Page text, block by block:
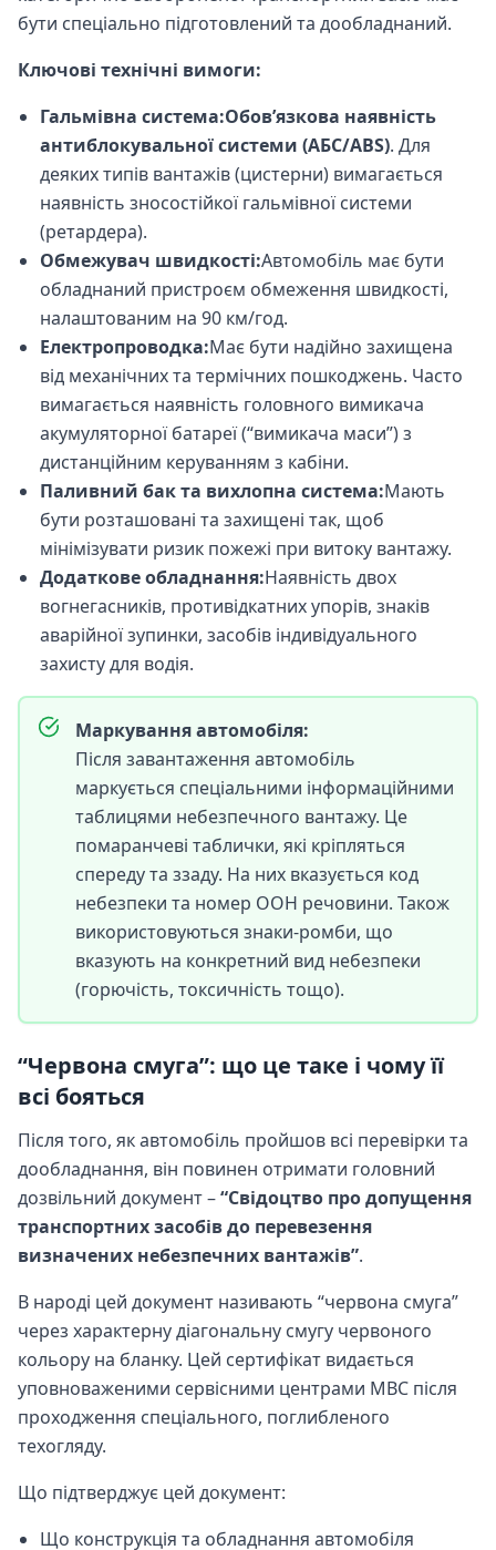
бути спеціально підготовлений та дообладнаний.
Ключові технічні вимоги:
Гальмівна система:Обов’язкова наявність
антиблокувальної системи (АБС/ABS). Для
деяких типів вантажів (цистерни) вимагається
наявність зносостійкої гальмівної системи
(ретардера).
Обмежувач швидкості:Автомобіль має бути
обладнаний пристроєм обмеження швидкості,
налаштованим на 90 км/год.
Електропроводка:Має бути надійно захищена
від механічних та термічних пошкоджень. Часто
вимагається наявність головного вимикача
акумуляторної батареї (“вимикача маси”) з
дистанційним керуванням з кабіни.
Паливний бак та вихлопна система:Мають
бути розташовані та захищені так, щоб
мінімізувати ризик пожежі при витоку вантажу.
Додаткове обладнання:Наявність двох
вогнегасників, противідкатних упорів, знаків
аварійної зупинки, засобів індивідуального
захисту для водія.
Маркування автомобіля:
Після завантаження автомобіль
маркується спеціальними інформаційними
таблицями небезпечного вантажу. Це
помаранчеві таблички, які кріпляться
спереду та ззаду. На них вказується код
небезпеки та номер ООН речовини. Також
використовуються знаки-ромби, що
вказують на конкретний вид небезпеки
(горючість, токсичність тощо).
“Червона смуга”: що це таке і чому її
всі бояться
Після того, як автомобіль пройшов всі перевірки та
дообладнання, він повинен отримати головний
дозвільний документ –“Свідоцтво про допущення
транспортних засобів до перевезення
визначених небезпечних вантажів”.
В народі цей документ називають “червона смуга”
через характерну діагональну смугу червоного
кольору на бланку. Цей сертифікат видається
уповноваженими сервісними центрами МВС після
проходження спеціального, поглибленого
техогляду.
Що підтверджує цей документ:
Що конструкція та обладнання автомобіля